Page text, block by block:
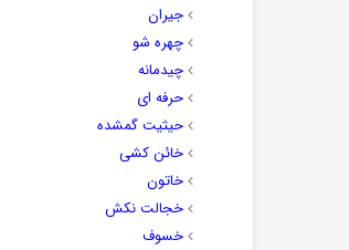
جیران
چهره شو
چیدمانه
حرفه ای
حیثیت گمشده
خائن کشی
خاتون
خجالت نکش
خسوف